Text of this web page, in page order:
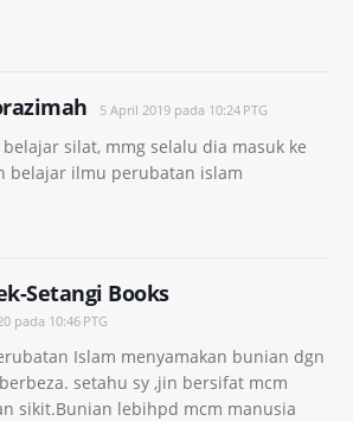
5 April 2019 pada 10:24 PTG
silat, mmg selalu dia masuk ke
belajar ilmu perubatan islam
Setangi Books
pada 10:46 PTG
Islam menyamakan bunian dgn
setahu sy ,jin bersifat mcm
sikit.Bunian lebihpd mcm manusia